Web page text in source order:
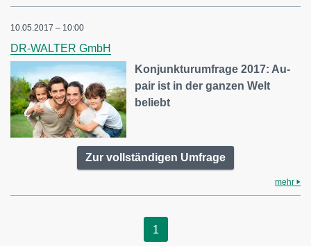
10.05.2017 – 10:00
DR-WALTER GmbH
Konjunkturumfrage 2017: Au-
pair ist in der ganzen Welt
beliebt
Zur vollständigen Umfrage
mehr
1